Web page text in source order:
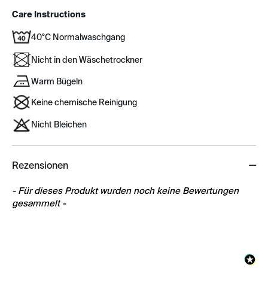
Care Instructions
40°C Normalwaschgang
Nicht in den Wäschetrockner
Warm Bügeln
Keine chemische Reinigung
Nicht Bleichen
Rezensionen
- Für dieses Produkt wurden noch keine Bewertungen
gesammelt -
New content loaded